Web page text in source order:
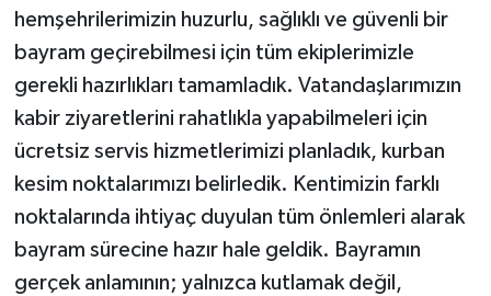
hemşehrilerimizin huzurlu, sağlıklı ve güvenli bir
bayram geçirebilmesi için tüm ekiplerimizle
gerekli hazırlıkları tamamladık. Vatandaşlarımızın
kabir ziyaretlerini rahatlıkla yapabilmeleri için
ücretsiz servis hizmetlerimizi planladık, kurban
kesim noktalarımızı belirledik. Kentimizin farklı
noktalarında ihtiyaç duyulan tüm önlemleri alarak
bayram sürecine hazır hale geldik. Bayramın
gerçek anlamının; yalnızca kutlamak değil,